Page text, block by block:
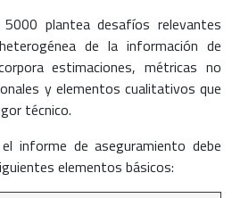
plantea desafíos relevantes
de la información de
estimaciones, métricas no
y elementos cualitativos que
técnico.
informe de aseguramiento debe
elementos básicos: